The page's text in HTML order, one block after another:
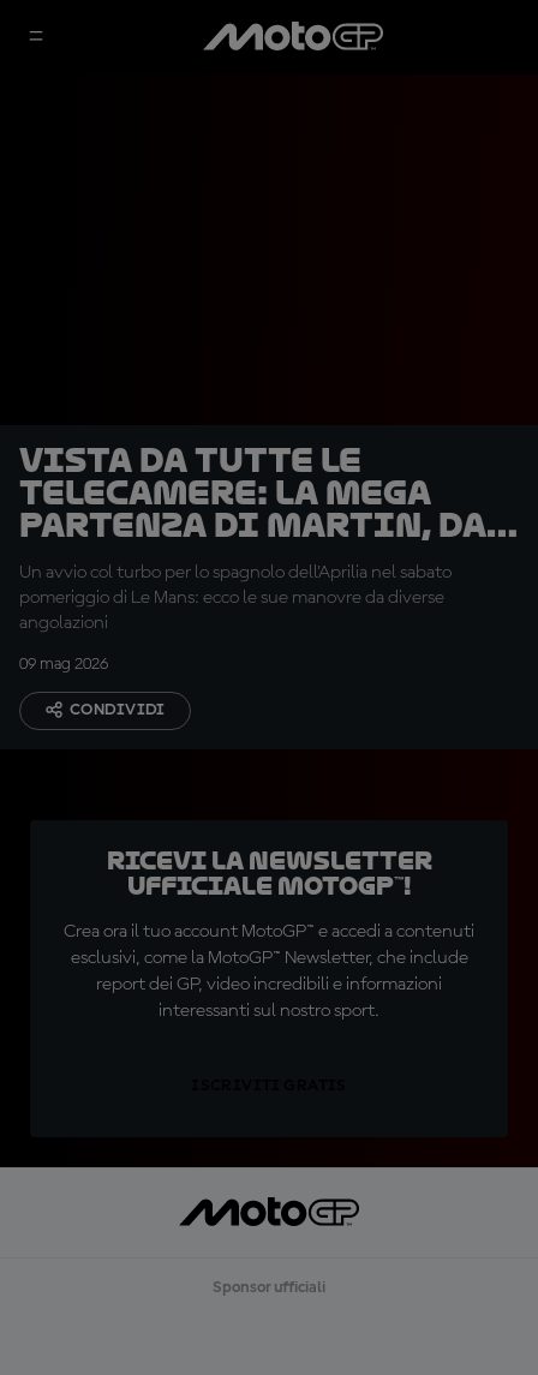
Vista da tutte le
telecamere: la mega
partenza di Martin, da
8° a 1°
Un avvio col turbo per lo spagnolo dell'Aprilia nel sabato
pomeriggio di Le Mans: ecco le sue manovre da diverse
angolazioni
09 mag 2026
CONDIVIDI
Ricevi la newsletter
ufficiale MotoGP™!
Crea ora il tuo account MotoGP™ e accedi a contenuti
esclusivi, come la MotoGP™ Newsletter, che include
report dei GP, video incredibili e informazioni
interessanti sul nostro sport.
Sponsor ufficiali